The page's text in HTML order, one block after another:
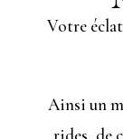
Votre
Ainsi un